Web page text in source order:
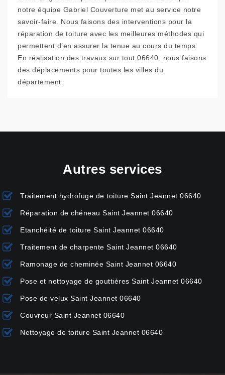
notre équipe Gabriel Couverture met au service notre
savoir-faire. Nous faisons des interventions pour la
réparation de toiture avec les meilleures méthodes qui
permettent d’en assurer la tenue au cours du temps.
En réalisation des travaux sur tout 06640, nous faisons
des déplacements pour toutes les villes du
département.
Autres services
Traitement hydrofuge de toiture Saint Jeannet 06640
Réparation de chéneau Saint Jeannet 06640
Etanchéité de toiture Saint Jeannet 06640
Traitement de charpente Saint Jeannet 06640
Ramonage de cheminée Saint Jeannet 06640
Pose et nettoyage de gouttières Saint Jeannet 06640
Pose de velux Saint Jeannet 06640
Couvreur Saint Jeannet 06640
Nettoyage de toiture Saint Jeannet 06640